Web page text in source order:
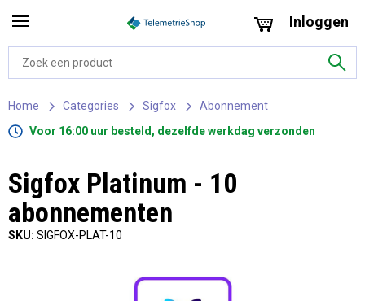
Inloggen
Home Categories Sigfox
Abonnement
Voor 16:00 uur besteld, dezelfde werkdag verzonden
Sigfox Platinum - 10
abonnementen
SKU: SIGFOX-PLAT-10